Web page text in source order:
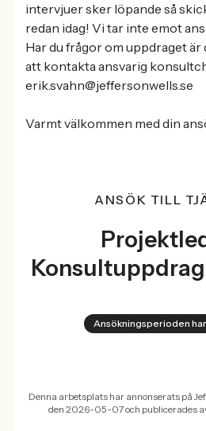
intervjuer sker löpande så
redan idag! Vi tar inte emot
Har du frågor om uppdraget
att kontakta ansvarig
erik.svahn@jeffersonwells.se
Varmt välkommen med din
ANSÖK TILL
Ansökningsperioden
Denna arbetsplats har annonserats på
den 2026-05-07 och publicerades